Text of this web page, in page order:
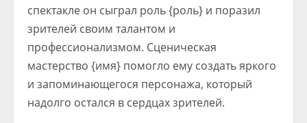
спектакле он сыграл роль {роль} и поразил
зрителей своим талантом и
профессионализмом. Сценическая
мастерство {имя} помогло ему создать яркого
и запоминающегося персонажа, который
надолго остался в сердцах зрителей.